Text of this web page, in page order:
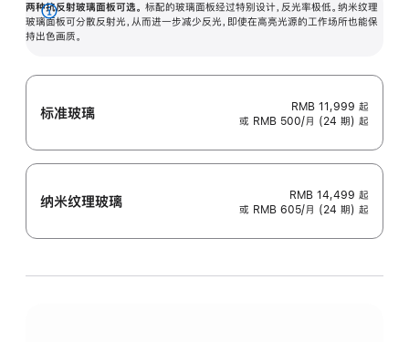
两种抗反射玻璃面板可选。 标配的玻璃面板经过特别设计，反光率极低。纳米纹理
玻璃面板可分散反射光，从而进一步减少反光，即使在高亮光源的工作场所也能保
持出色画质。
展
开
标准玻璃 RMB 11,999 起
或 RMB 500/月 (24 期) 起
纳米纹理玻璃 RMB 14,499 起
或 RMB 605/月 (24 期) 起